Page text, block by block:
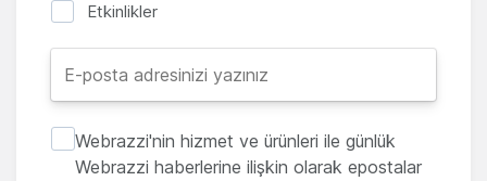
Etkinlikler
Webrazzi'nin hizmet ve ürünleri ile günlük
Webrazzi haberlerine ilişkin olarak epostalar